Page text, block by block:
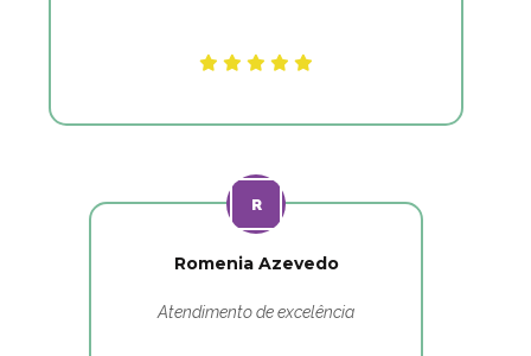
Romenia Azevedo
Atendimento de excelência